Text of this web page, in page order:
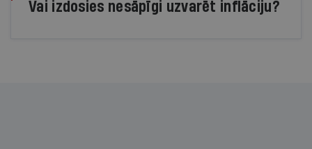
Vai izdosies nesāpīgi uzvarēt inflāciju?